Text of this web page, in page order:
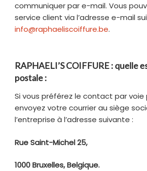
communiquer par e-mail. Vous
service client via l’adresse e-mail
info@raphaeliscoiffure.be.
RAPHAELI’S COIFFURE : quelle
postale :
Si vous préférez le contact par voie
envoyez votre courrier au siège
l’entreprise à l’adresse suivante :
Rue Saint-Michel 25,
1000 Bruxelles, Belgique.